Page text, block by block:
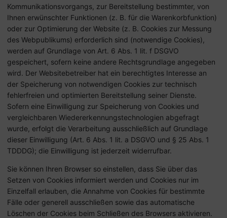
Kommunikationsvorgangs, zur Bereitstellung bestimmter, von
Ihnen erwünschter Funktionen (z. B. für die Warenkorbfunktion)
oder zur Optimierung der Website (z. B. Cookies zur Messung
des Webpublikums) erforderlich sind (notwendige Cookies),
werden auf Grundlage von Art. 6 Abs. 1 lit. f DSGVO
gespeichert, sofern keine andere Rechtsgrundlage angegeben
wird. Der Websitebetreiber hat ein berechtigtes Interesse an
der Speicherung von notwendigen Cookies zur technisch
fehlerfreien und optimierten Bereitstellung seiner Dienste.
Sofern eine Einwilligung zur Speicherung von Cookies und
vergleichbaren Wiedererkennungstechnologien abgefragt
wurde, erfolgt die Verarbeitung ausschließlich auf Grundlage
dieser Einwilligung (Art. 6 Abs. 1 lit. a DSGVO und § 25 Abs. 1
TDDDG); die Einwilligung ist jederzeit widerrufbar.
Sie können Ihren Browser so einstellen, dass Sie über das
Setzen von Cookies informiert werden und Cookies nur im
Einzelfall erlauben, die Annahme von Cookies für bestimmte
Fälle oder generell ausschließen sowie das automatische
Löschen der Cookies beim Schließen des Browsers aktivieren.